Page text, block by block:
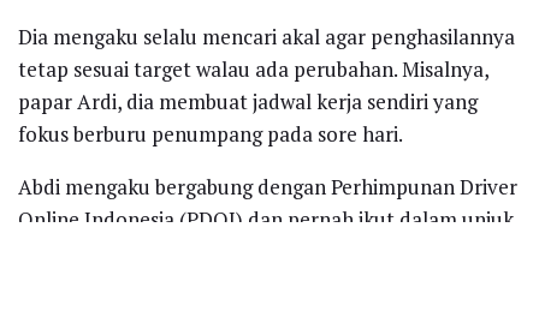
Dia mengaku selalu mencari akal agar penghasilannya
tetap sesuai target walau ada perubahan. Misalnya,
papar Ardi, dia membuat jadwal kerja sendiri yang
fokus berburu penumpang pada sore hari.
Abdi mengaku bergabung dengan Perhimpunan Driver
Online Indonesia (PDOI) dan pernah ikut dalam unjuk